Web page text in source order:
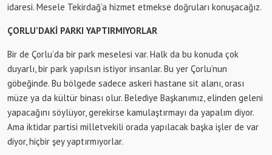
idaresi. Mesele Tekirdağ’a hizmet etmekse doğruları konuşacağız.
ÇORLU’DAKİ PARKI YAPTIRMIYORLAR
Bir de Çorlu’da bir park meselesi var. Halk da bu konuda çok
duyarlı, bir park yapılsın istiyor insanlar. Bu yer Çorlu’nun
göbeğinde. Bu bölgede sadece askeri hastane sit alanı, orası
müze ya da kültür binası olur. Belediye Başkanımız, elinden geleni
yapacağını söylüyor, gerekirse kamulaştırmayı da yapalım diyor.
Ama iktidar partisi milletvekili orada yapılacak başka işler de var
diyor, hiçbir şey yaptırmıyorlar.